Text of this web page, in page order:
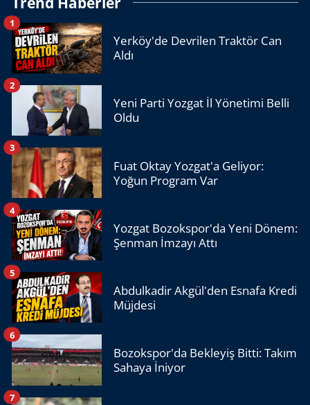
Yerköy'de Devrilen Traktör Can
Aldı
1
Yeni Parti Yozgat İl Yönetimi Belli
Oldu
2
Fuat Oktay Yozgat'a Geliyor:
Yoğun Program Var
3
Yozgat Bozokspor'da Yeni Dönem:
Şenman İmzayı Attı
4
Abdulkadir Akgül'den Esnafa Kredi
Müjdesi
5
Bozokspor'da Bekleyiş Bitti: Takım
Sahaya İniyor
6
7